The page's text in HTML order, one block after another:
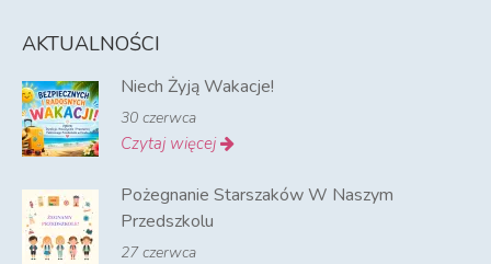
AKTUALNOŚCI
Niech Żyją Wakacje!
30 czerwca
Czytaj więcej
Pożegnanie Starszaków W Naszym
Przedszkolu
27 czerwca